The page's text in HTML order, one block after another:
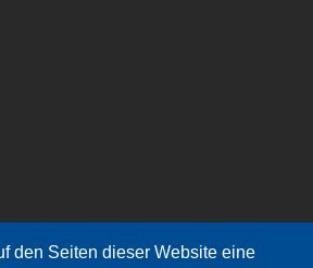
den Seiten dieser Website eine